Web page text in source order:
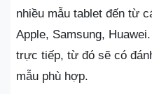
nhiều mẫu tablet đến từ
Apple, Samsung,
trực tiếp, từ đó sẽ có
mẫu phù hợp.